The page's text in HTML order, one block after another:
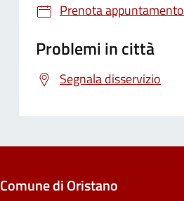
Prenota appuntamento
Problemi in città
Segnala disservizio
Comune di Oristano